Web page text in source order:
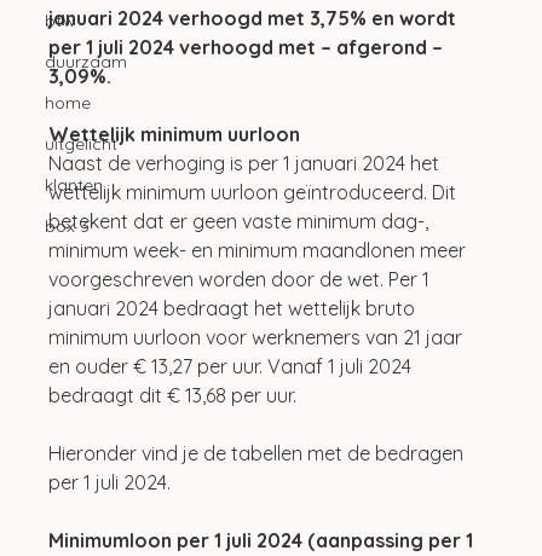
btw
duurzaam
home
uitgelicht
klanten
box 3
januari 2024 verhoogd met 3,75% en wordt
per 1 juli 2024 verhoogd met – afgerond –
3,09%.
Wettelijk minimum uurloon
Naast de verhoging is per 1 januari 2024 het
wettelijk minimum uurloon geïntroduceerd. Dit
betekent dat er geen vaste minimum dag-,
minimum week- en minimum maandlonen meer
voorgeschreven worden door de wet. Per 1
januari 2024 bedraagt het wettelijk bruto
minimum uurloon voor werknemers van 21 jaar
en ouder € 13,27 per uur. Vanaf 1 juli 2024
bedraagt dit € 13,68 per uur.
Hieronder vind je de tabellen met de bedragen
per 1 juli 2024.
Minimumloon per 1 juli 2024 (aanpassing per 1